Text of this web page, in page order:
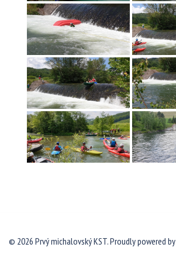
© 2026 Prvý michalovský KST. Proudly powered by